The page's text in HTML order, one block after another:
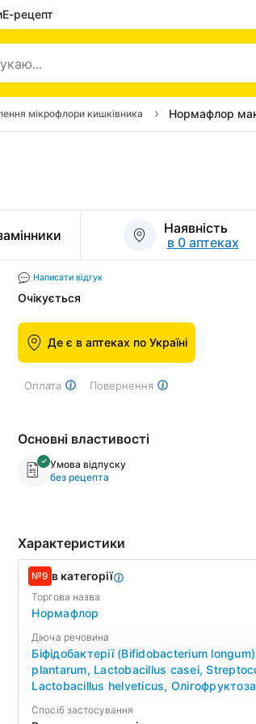
Е-рецепт
мікрофлори кишківника Нормафлор
Наявність
в 0 аптеках
Написати відгук
Очікується
Де є в аптеках по Україні
Оплата Повернення
Основні властивості
Умова відпуску
без рецепта
Характеристики
№9 в категорії
Торгова назва
Нормафлор
Діюча речовина
Біфідобактерії (Bifidobacterium longum)
plantarum, Lactobacillus casei,
Lactobacillus helveticus, Олігофруктоза
Спосіб застосування